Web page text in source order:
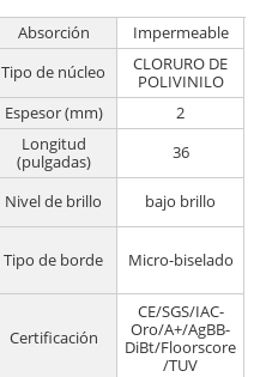
Absorción
Impermeable
Tipo de núcleo
CLORURO DE
POLIVINILO
Espesor (mm)
2
Longitud
(pulgadas)
36
Nivel de brillo bajo brillo
Tipo de borde Micro-biselado
Certificación
CE/SGS/IAC-
Oro/A+/AgBB-
DiBt/Floorscore
/TUV